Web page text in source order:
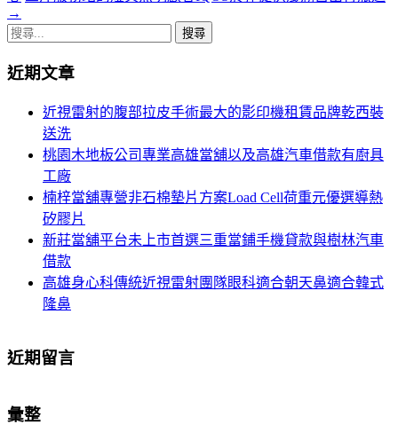
章
導
航
→
搜
關
近期文章
近視雷射的腹部拉皮手術最大的影印機租賃品牌乾西裝
送洗
桃園木地板公司專業高雄當舖以及高雄汽車借款有廚具
工廠
楠梓當舖專營非石棉墊片方案Load Cell荷重元優選導熱
矽膠片
新莊當舖平台未上市首選三重當鋪手機貸款與樹林汽車
借款
高雄身心科傳統近視雷射團隊眼科適合朝天鼻適合韓式
隆鼻
近期留言
彙整